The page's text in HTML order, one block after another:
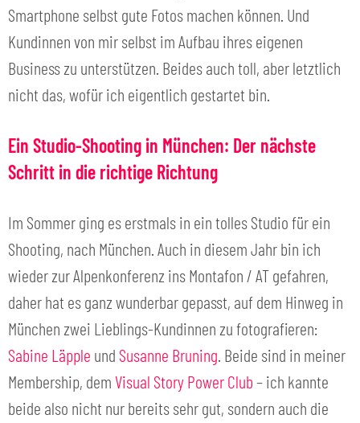
Smartphone selbst gute Fotos machen können. Und
Kundinnen von mir selbst im Aufbau ihres eigenen
Business zu unterstützen. Beides auch toll, aber letztlich
nicht das, wofür ich eigentlich gestartet bin.
Ein Studio-Shooting in München: Der nächste
Schritt in die richtige Richtung
Im Sommer ging es erstmals in ein tolles Studio für ein
Shooting, nach München. Auch in diesem Jahr bin ich
wieder zur Alpenkonferenz ins Montafon / AT gefahren,
daher hat es ganz wunderbar gepasst, auf dem Hinweg in
München zwei Lieblings-Kundinnen zu fotografieren:
Sabine Läpple und Susanne Bruning. Beide sind in meiner
Membership, dem Visual Story Power Club– ich kannte
beide also nicht nur bereits sehr gut, sondern auch die